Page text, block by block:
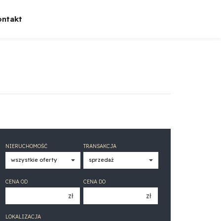
NIERUCHOMOŚĆ TRANSAKCJA
CENA OD
zł
CENA DO
zł
LOKALIZACJA